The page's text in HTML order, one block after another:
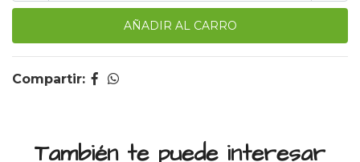
Compartir:
También te puede interesar